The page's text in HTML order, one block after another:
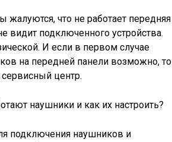
жалуются, что не работает передняя
видит подключенного устройства.
И если в первом случае
на передней панели возможно, то
центр.
наушники и как их настроить?
подключения наушников и